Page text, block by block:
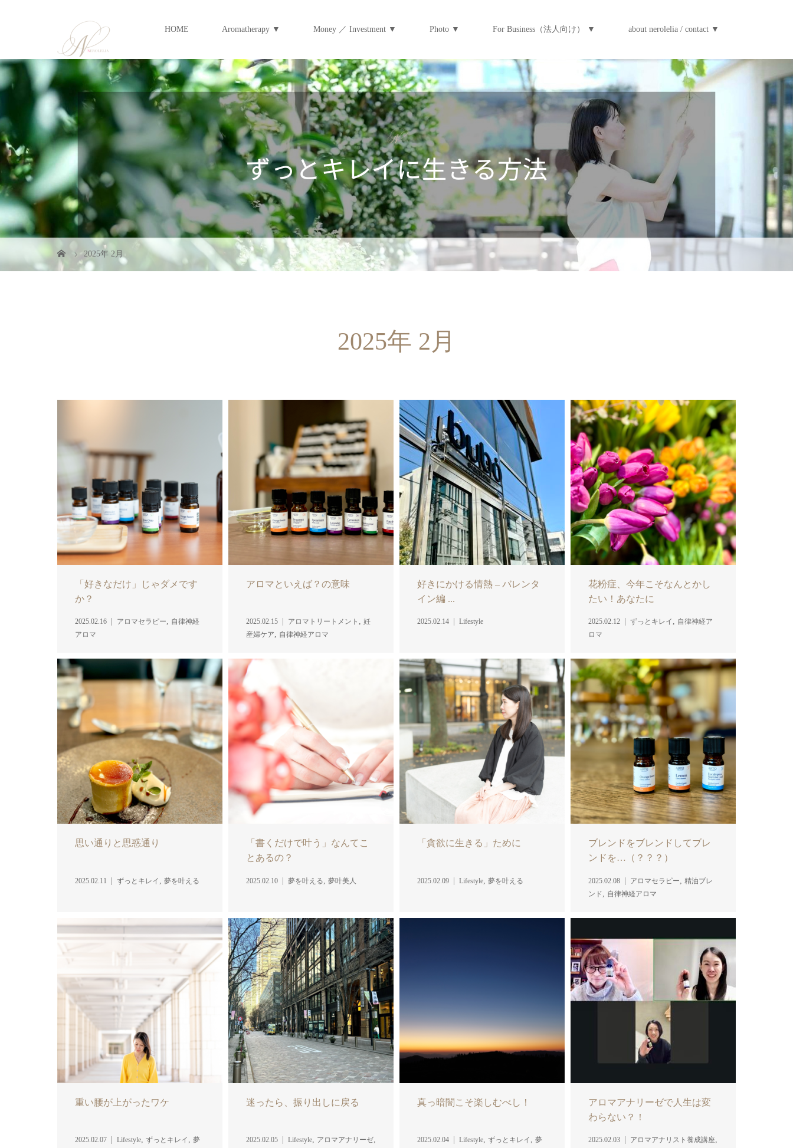
HOME Aromatherapy ▼ Money ／ Investment ▼ Photo ▼ For Business（法人向け） ▼ about nerolelia / contact ▼
2025年 2月
2025年 2月
「好きなだけ」じゃダメです
か？
2025.02.16 アロマセラピー, 自律神経
アロマ
アロマといえば？の意味
2025.02.15 アロマトリートメント , 妊
産婦ケア, 自律神経アロマ
好きにかける情熱 – バレンタ
イン編 ...
2025.02.14 Lifestyle
花粉症、今年こそなんとかし
たい！あなたに
2025.02.12 ずっとキレイ , 自律神経ア
ロマ
思い通りと思惑通り
2025.02.11 ずっとキレイ 夢を叶える
「書くだけで叶う」なんてこ
とあるの？
2025.02.10 夢を叶える 夢叶美人
「貪欲に生きる」ために
2025.02.09 Lifestyle 夢を叶える
ブレンドをブレンドしてブレ
ンドを…（？？？）
2025.02.08 アロマセラピー
精油ブレ
ンド
自律神経アロマ
重い腰が上がったワケ
2025.02.07 Lifestyle, ずっとキレイ , 夢
迷ったら、振り出しに戻る
2025.02.05 Lifestyle, アロマアナリーゼ,
真っ暗闇こそ楽しむべし！
2025.02.04 Lifestyle, ずっとキレイ , 夢
アロマアナリーゼで人生は変
わらない？！
2025.02.03 アロマアナリスト養成講座,